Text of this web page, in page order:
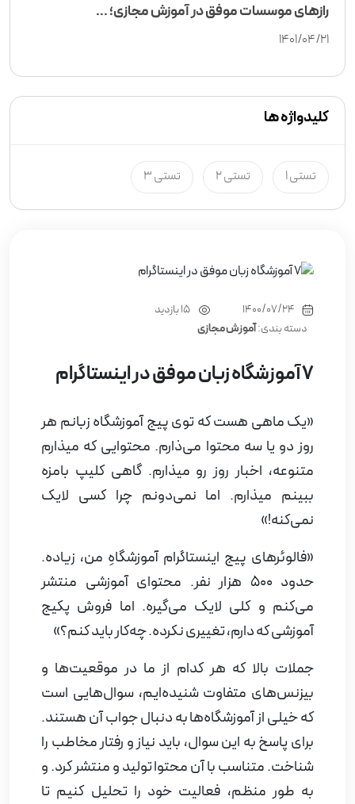
1400/07/24
15 بازدید
دسته بندی:آموزش مجازی
7 آموزشگاه زبان موفق در اینستاگرام
«یک ماهی هست که توی پیج آموزشگاه زبانم هر
روز دو یا سه محتوا می‌ذارم. محتوایی که میذارم
متنوعه، اخبار روز رو میذارم. گاهی کلیپ بامزه
ببینم میذارم. اما نمی‌دونم چرا کسی لایک
نمی‌کنه!»
«فالوئرهای پیج اینستاگرام آموزشگاهِ من، زیاده.
حدود 500 هزار نفر. محتوای آموزشی منتشر
می‌کنم و کلی لایک می‌گیره. اما فروش پکیج
آموزشی که دارم، تغییری نکرده. چه‌کار باید کنم؟»
جملات بالا که هر کدام از ما در موقعیت‌ها و
بیزنس‌های متفاوت شنیده‌ایم، سوال‌هایی است
که خیلی از آموزشگاه‌ها به دنبال جواب آن هستند.
برای پاسخ به این سوال، باید نیاز و رفتار مخاطب را
شناخت. متناسب با آن محتوا تولید و منتشر کرد. و
به طور منظم، فعالیت خود را تحلیل کنیم تا
رازهای موسسات موفق در آموزش مجازی؛ ...
1401/04/21
کلیدواژه ها
تستی 1 تستی 2 تستی 3